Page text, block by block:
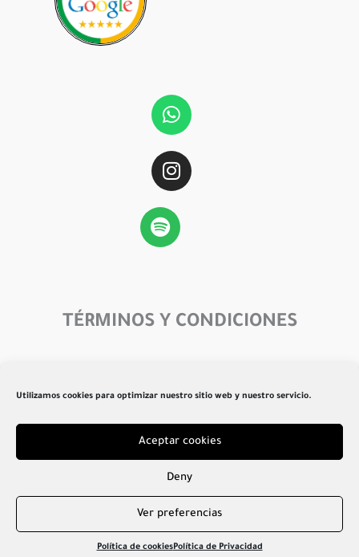
Utilizamos cookies para optimizar nuestro sitio web y nuestro servicio.
Aceptar cookies
Deny
Ver preferencias
Política de cookiesPolítica de Privacidad
Whatsapp
Instagram
Spotify
TÉRMINOS Y CONDICIONES
Creado por Atrisoft 2026